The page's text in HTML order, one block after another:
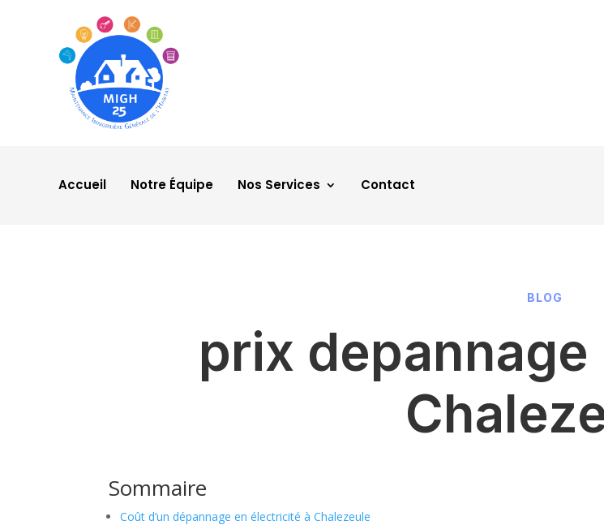
Accueil Notre Équipe Nos Services Contact
BLOG
prix
Sommaire
Coût d’un dépannage en électricité à Chalezeule